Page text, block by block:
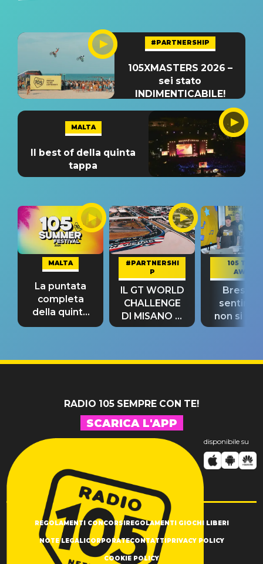
#PARTNERSHIP
105XMASTERS 2026 –
sei stato
INDIMENTICABILE!
MALTA
Il best of della quinta
tappa
MALTA
La puntata
completa
della quinta
tappa
#PARTNERSHI
P
IL GT WORLD
CHALLENGE
DI MISANO si
riconferma
105 TAKE
AWAY
Bresh:
non si
fino alla
RADIO 105 SEMPRE CON TE!
SCARICA L'APP
disponibile su
REGOLAMENTI CONCORSIREGOLAMENTI GIOCHI LIBERI
NOTE LEGALICORPORATECONTATTIPRIVACY POLICY
COOKIE POLICY